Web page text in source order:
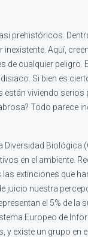
prehistóricos.
Aquí,
de cualquier peligro.
Si bien es
viviendo
Todo parece
Biológica
en el ambiente.
extinciones que
juicio nuestra
el 5% de la
Europeo de
existe un grupo en